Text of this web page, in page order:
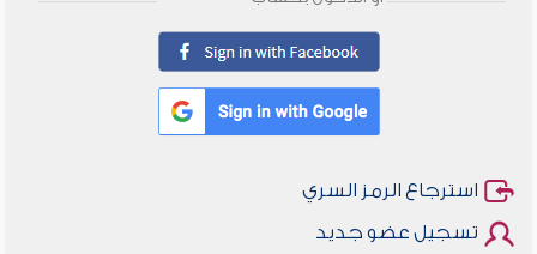
استرجاع الرمز السري
تسجيل عضو جديد